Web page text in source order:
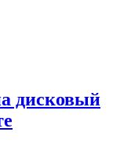
дисковый